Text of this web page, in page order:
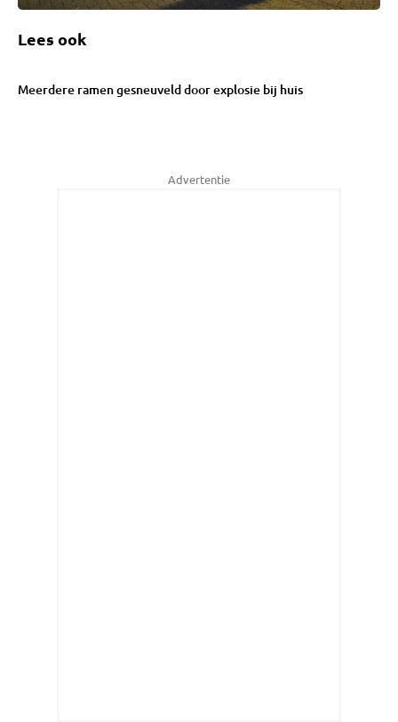
Lees ook
Meerdere ramen gesneuveld door explosie bij huis
Advertentie